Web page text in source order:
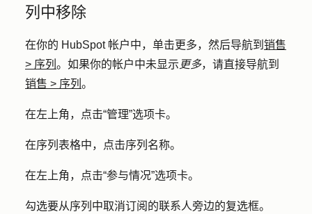
列中移除
在你的 HubSpot 帐户中，单击更多，然后导航到 销售
> 序列 。如果你的帐户中未显示 更多，请直接导航到
销售 > 序列 。
在左上角，点击“管理”选项卡。
在序列表格中，点击序列 名称。
在左上角，点击“参与情况”选项卡。
勾选要从序列中取消订阅的联系人旁边的复选框。